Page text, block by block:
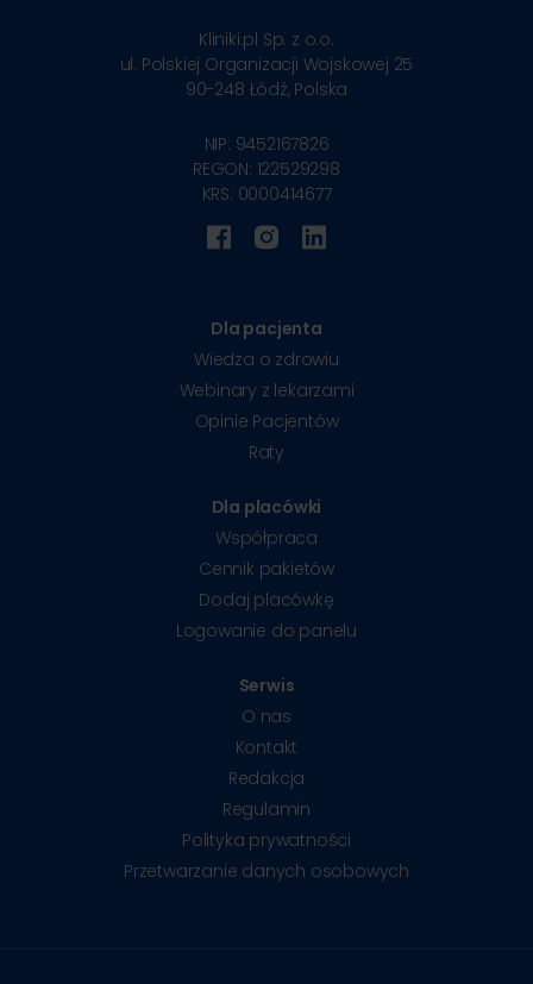
Kliniki.pl Sp. z o.o.
ul. Polskiej Organizacji Wojskowej 25
90-248 Łódź, Polska
NIP: 9452167826
REGON: 122529298
KRS: 0000414677
Dla pacjenta
Wiedza o zdrowiu
Webinary z lekarzami
Opinie Pacjentów
Raty
Dla placówki
Współpraca
Cennik pakietów
Dodaj placówkę
Logowanie do panelu
Serwis
O nas
Kontakt
Redakcja
Regulamin
Polityka prywatności
Przetwarzanie danych osobowych